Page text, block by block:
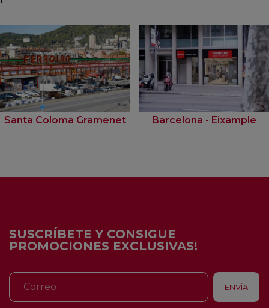
Santa Coloma Gramenet Barcelona - Eixample
SUSCRÍBETE Y CONSIGUE
PROMOCIONES EXCLUSIVAS!